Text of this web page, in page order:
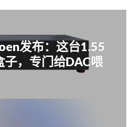
发布：这台1.55
子，专门给DAC喂